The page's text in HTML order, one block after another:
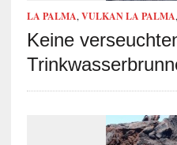
LA PALMA,VULKAN LA PALMA,
Keine